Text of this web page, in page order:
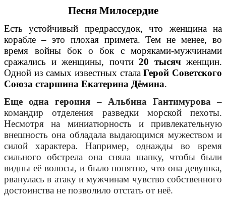
Песня Милосердие
Есть устойчивый предрассудок, что женщина на
корабле – это плохая примета. Тем не менее, во
время войны бок о бок с моряками-мужчинами
сражались и женщины, почти 20 тысячженщин.
Одной из самых известных сталаГерой Советского
Союза старшина Екатерина Дёмина.
Еще одна героиня – Альбина Гантимурова–
командир отделения разведки морской пехоты.
Несмотря на миниатюрность и привлекательную
внешность она обладала выдающимся мужеством и
силой характера. Например, однажды во время
сильного обстрела она сняла шапку, чтобы были
видны её волосы, и было понятно, что она девушка,
рванулась в атаку и мужчинам чувство собственного
достоинства не позволило отстать от неё.